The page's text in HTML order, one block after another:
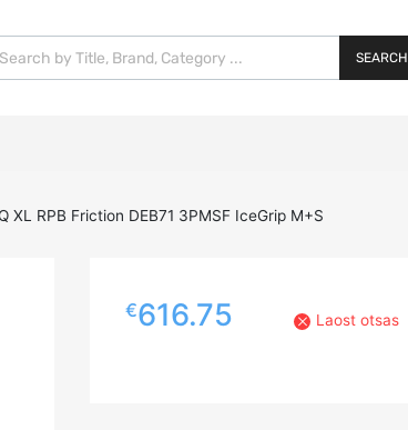
search
SEARCH
XL RPB Friction DEB71 3PMSF IceGrip M+S
€616.75 Laost otsas